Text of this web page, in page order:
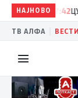
НАЈНОВО
17:42 ЦУК:
ТВ АЛФА ВЕСТИ